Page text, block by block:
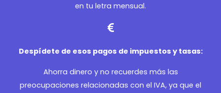
en tu letra mensual.
Despídete de esos pagos de impuestos y tasas:
Ahorra dinero y no recuerdes más las
preocupaciones relacionadas con el IVA, ya que el